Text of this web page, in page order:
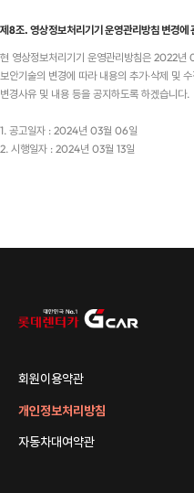
제8조. 영상정보처리기기 운영관리방침 변경에
현 영상정보처리기기 운영관리방침은 2022년
보안기술의 변경에 따라 내용의 추가∙삭제 및
변경사유 및 내용 등을 공지하도록 하겠습니다.
1. 공고일자 : 2024년 03월 06일
2. 시행일자 : 2024년 03월 13일
회원이용약관
개인정보처리방침
자동차대여약관